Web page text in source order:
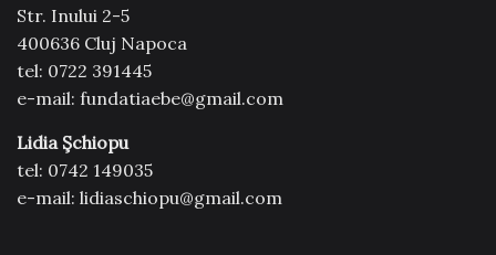
Str. Inului 2-5
400636 Cluj Napoca
tel: 0722 391445
e-mail: fundatiaebe@gmail.com
Lidia Şchiopu
tel: 0742 149035
e-mail: lidiaschiopu@gmail.com